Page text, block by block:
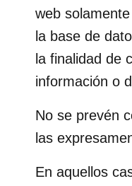
web
la base de
la finalidad de
información o
No se prevén
las
En aquellos